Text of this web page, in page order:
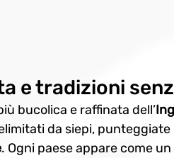
e tradizioni
bucolica e raffinata dell’
da siepi,
. Ogni paese appare come